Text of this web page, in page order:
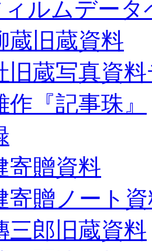
ルムデータ
蔵旧蔵資料
旧蔵写真資
作『記事珠』
寄贈資料
寄贈ノート
三郎旧蔵資料